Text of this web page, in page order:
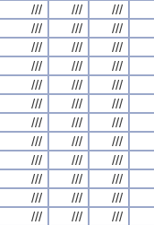
/// ///
///
/// ///
///
/// ///
///
/// ///
///
/// ///
///
/// ///
///
/// ///
///
/// ///
///
/// ///
///
/// ///
///
/// ///
///
/// ///
///